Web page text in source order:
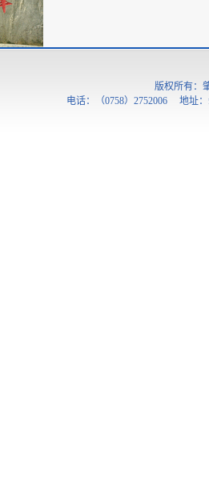
版权所有：
电话：（0758）2752006 地址